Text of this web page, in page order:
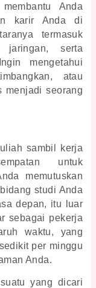
Anda
karir Anda di
termasuk
jaringan, serta
mengetahui
atau
menjadi seorang
sambil kerja
untuk
memutuskan
studi Anda
depan, itu luar
sebagai pekerja
waktu, yang
per minggu
Anda.
yang dicari